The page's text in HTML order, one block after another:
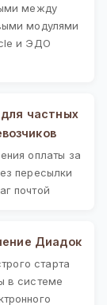
между
модулями
и ЭДО
частных
оплаты за
пересылки
почтой
Диадок
старта
в системе